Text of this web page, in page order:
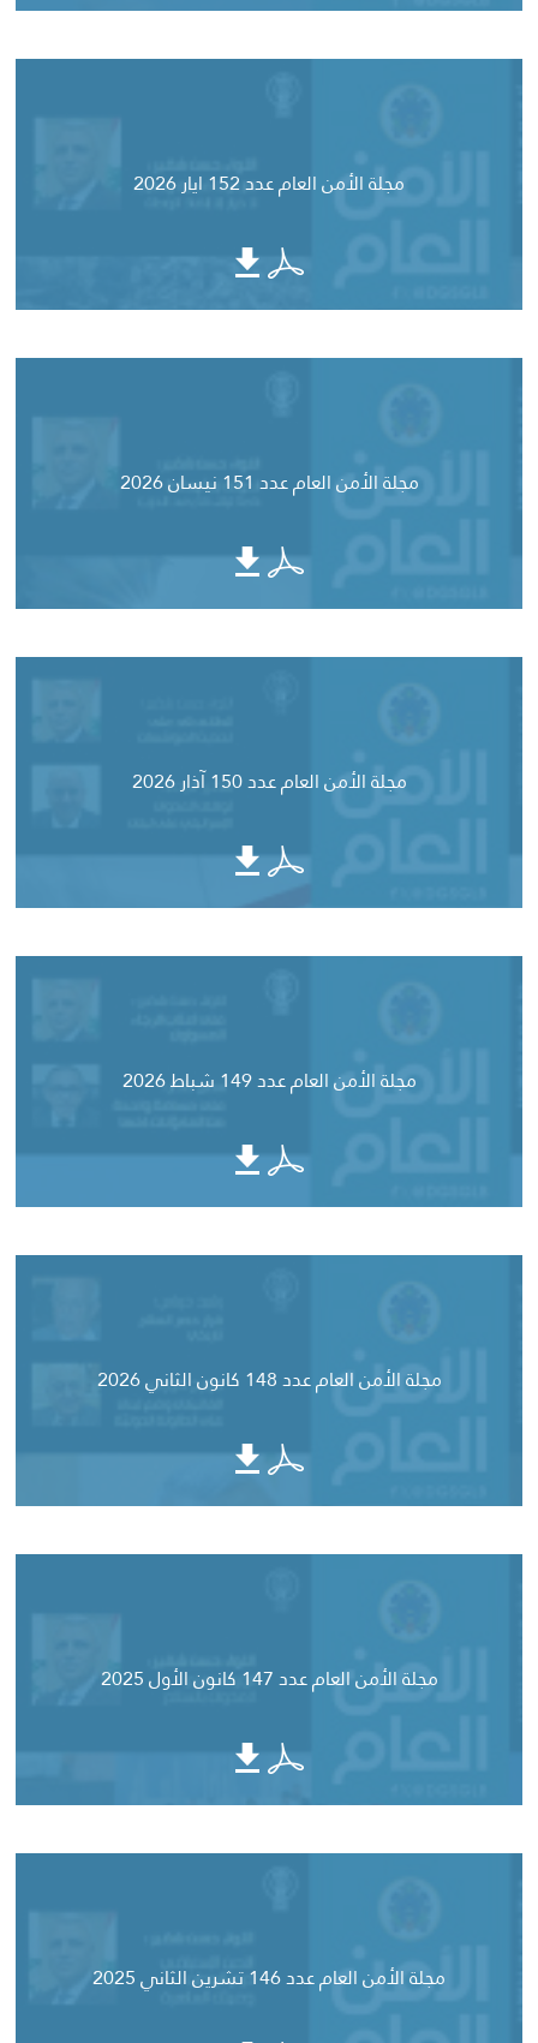
مجلة الأمن العام عدد 152 ايار 2026
مجلة الأمن العام عدد 151 نيسان 2026
مجلة الأمن العام عدد 150 آذار 2026
مجلة الأمن العام عدد 149 شباط 2026
مجلة الأمن العام عدد 148 كانون الثاني 2026
مجلة الأمن العام عدد 147 كانون الأول 2025
مجلة الأمن العام عدد 146 تشرين الثاني 2025